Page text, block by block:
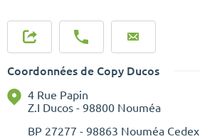
Coordonnées de Copy Ducos
4 Rue Papin
Z.I Ducos - 98800 Nouméa
BP 27277 - 98863 Nouméa Cedex